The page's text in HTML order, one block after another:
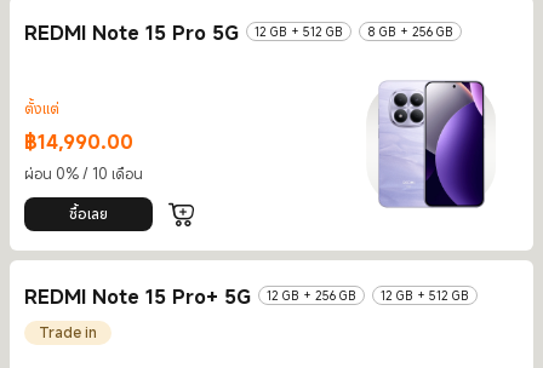
REDMI Note 15 Pro 5G 12 GB + 512 GB 8 GB + 256 GB
ตั้งแต่
฿14,990.00
Current Price ฿14990
ผ่อน 0% / 10 เดือน
ซื้อเลย
REDMI Note 15 Pro+ 5G 12 GB + 256 GB 12 GB + 512 GB
Trade in